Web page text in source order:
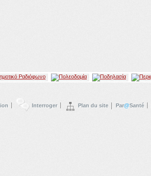
Interroger Plan du site Par@Santé